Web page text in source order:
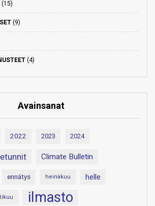
(15)
(9)
(4)
Avainsanat
2022 2023 2024
Climate Bulletin
ennätys heinäkuu helle
ilmasto